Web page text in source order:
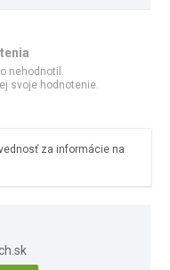
nehodnotil.
svoje hodnotenie.
za informácie na